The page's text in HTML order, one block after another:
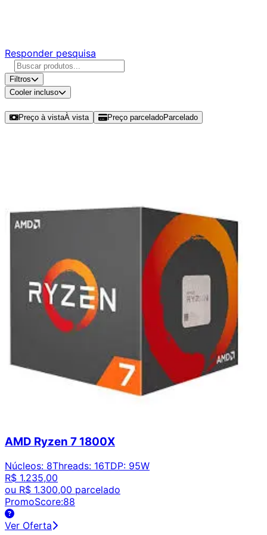
Responder pesquisa
Filtros
Cooler incluso
Preço à vistaÀ vista Preço parceladoParcelado
AMD Ryzen 7 1800X
Núcleos: 8Threads: 16TDP: 95W
R$ 1.235,00
ou R$ 1.300,00 parcelado
PromoScore:88
Ver Oferta